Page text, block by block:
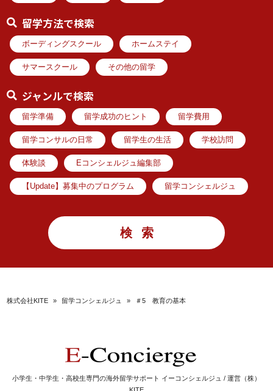
留学方法で検索
ボーディングスクール ホームステイ
サマースクール その他の留学
ジャンルで検索
留学準備 留学成功のヒント 留学費用
留学コンサルの日常 留学生の生活 学校訪問
体験談 Eコンシェルジュ編集部
【Update】募集中のプログラム 留学コンシェルジュ
株式会社KITE » 留学コンシェルジュ » ＃5 教育の基本
小学生・中学生・高校生専門の海外留学サポート イーコンシェルジュ / 運営（株）